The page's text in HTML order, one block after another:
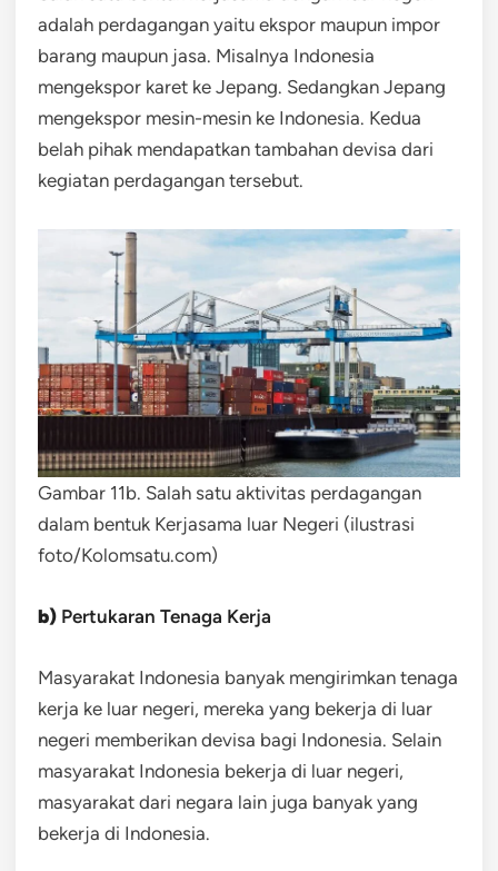
adalah perdagangan yaitu ekspor maupun impor
barang maupun jasa. Misalnya Indonesia
mengekspor karet ke Jepang. Sedangkan Jepang
mengekspor mesin-mesin ke Indonesia. Kedua
belah pihak mendapatkan tambahan devisa dari
kegiatan perdagangan tersebut.
Gambar 11b. Salah satu aktivitas perdagangan
dalam bentuk Kerjasama luar Negeri (ilustrasi
foto/Kolomsatu.com)
b) Pertukaran Tenaga Kerja
Masyarakat Indonesia banyak mengirimkan tenaga
kerja ke luar negeri, mereka yang bekerja di luar
negeri memberikan devisa bagi Indonesia. Selain
masyarakat Indonesia bekerja di luar negeri,
masyarakat dari negara lain juga banyak yang
bekerja di Indonesia.